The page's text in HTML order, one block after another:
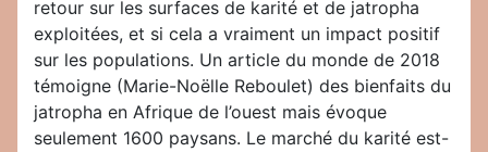
retour sur les surfaces de karité et de jatropha
exploitées, et si cela a vraiment un impact positif
sur les populations. Un article du monde de 2018
témoigne (Marie-Noëlle Reboulet) des bienfaits du
jatropha en Afrique de l’ouest mais évoque
seulement 1600 paysans. Le marché du karité est-